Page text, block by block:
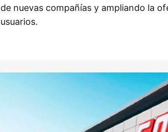
de nuevas compañías y ampliando la
usuarios.